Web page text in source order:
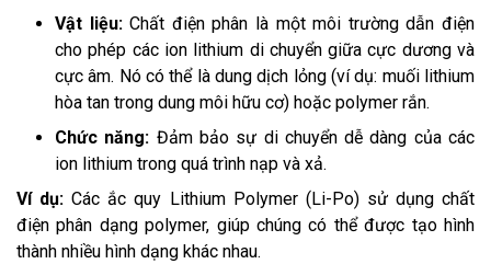
Vật liệu:Chất điện phân là một môi trường dẫn điện
cho phép các ion lithium di chuyển giữa cực dương và
cực âm. Nó có thể là dung dịch lỏng (ví dụ: muối lithium
hòa tan trong dung môi hữu cơ) hoặc polymer rắn.
Chức năng: Đảm bảo sự di chuyển dễ dàng của các
ion lithium trong quá trình nạp và xả.
Ví dụ:Các ắc quy Lithium Polymer (Li-Po) sử dụng chất
điện phân dạng polymer, giúp chúng có thể được tạo hình
thành nhiều hình dạng khác nhau.